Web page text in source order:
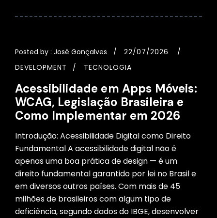
Posted by : José Gonçalves
22/07/2026
DEVELOPMENT
TECNOLOGIA
Acessibilidade em Apps Móveis:
WCAG, Legislação Brasileira e
Como Implementar em 2026
Introdução: Acessibilidade Digital como Direito
Fundamental A acessibilidade digital não é
apenas uma boa prática de design — é um
direito fundamental garantido por lei no Brasil e
em diversos outros países. Com mais de 45
milhões de brasileiros com algum tipo de
deficiência, segundo dados do IBGE, desenvolver